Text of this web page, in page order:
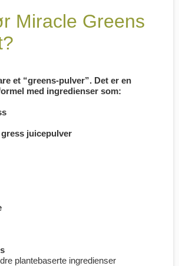
Miracle Greens
et “greens-pulver”. Det er en
med ingredienser som:
juicepulver
plantebaserte ingredienser